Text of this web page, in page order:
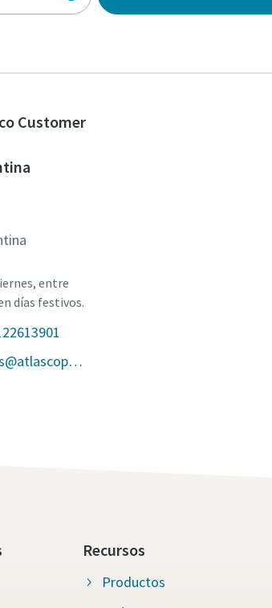
Customer
entre
días festivos.
Email: itba.comunicaciones@atlascopco.com
Recursos
Productos